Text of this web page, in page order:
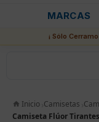
MARCAS
¡ Sólo
Inicio Camisetas
Camiseta Flúor